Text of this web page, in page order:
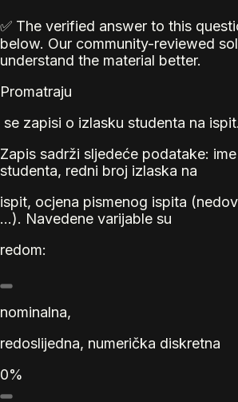
✅ The verified answer to this
below. Our community-reviewed
understand the material better.
Promatraju
se zapisi o izlasku studenta na ispit.
Zapis sadrži sljedeće podatake:
studenta, redni broj izlaska na
ispit, ocjena pismenog ispita
...). Navedene varijable su
redom:
nominalna,
redoslijedna, numerička diskretna
0%